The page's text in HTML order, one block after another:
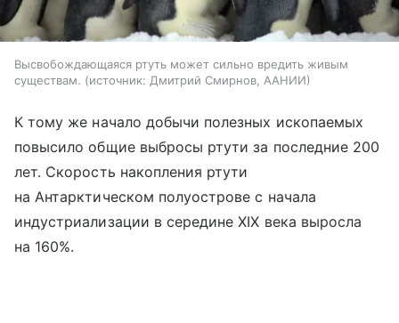
Высвобождающаяся ртуть может сильно вредить живым
существам.
источник: Дмитрий Смирнов, ААНИИ
К тому же начало добычи полезных ископаемых
повысило общие выбросы ртути за последние 200
лет. Скорость накопления ртути
на Антарктическом полуострове с начала
индустриализации в середине XIX века выросла
на 160%.